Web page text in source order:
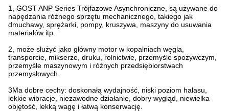
1, GOST ANP Series Trójfazowe Asynchroniczne, są używane do
napędzania różnego sprzętu mechanicznego, takiego jak
dmuchawy, sprężarki, pompy, kruszywa, maszyny do usuwania
materiałów itp.
2, może służyć jako główny motor w kopalniach węgla,
transporcie, mikserze, druku, rolnictwie, przemyśle spożywczym,
przemyśle maszynowym i różnych przedsiębiorstwach
przemysłowych.
3Ma dobre cechy: doskonałą wydajność, niski poziom hałasu,
lekkie wibracje, niezawodne działanie, dobry wygląd, niewielka
objętość, lekką wagę i łatwą konserwację.